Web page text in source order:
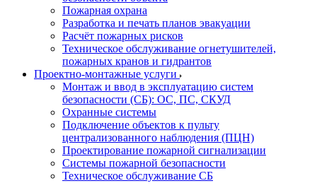
Пожарная охрана
Разработка и печать планов эвакуации
Расчёт пожарных рисков
Техническое обслуживание огнетушителей,
пожарных кранов и гидрантов
Проектно-монтажные услуги
Монтаж и ввод в эксплуатацию систем
безопасности (СБ): ОС, ПС, СКУД
Охранные системы
Подключение объектов к пульту
централизованного наблюдения (ПЦН)
Проектирование пожарной сигнализации
Системы пожарной безопасности
Техническое обслуживание СБ